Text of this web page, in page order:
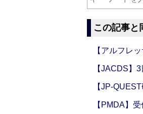
この記事と
【アルフレ
【JACDS】
【JP-
【PMDA】